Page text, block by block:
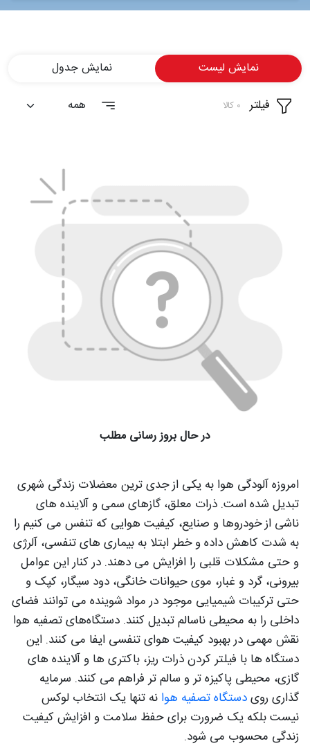
تماس
با ما
درباره
نمایش لیست
نمایش جدول
فیلتر
0 کالا
در حال بروز رسانی مطلب
امروزه آلودگی هوا به یکی از جدی ترین معضلات زندگی شهری
تبدیل شده است. ذرات معلق، گازهای سمی و آلاینده های
ناشی از خودروها و صنایع، کیفیت هوایی که تنفس می کنیم را
به شدت کاهش داده و خطر ابتلا به بیماری های تنفسی، آلرژی
و حتی مشکلات قلبی را افزایش می دهند. در کنار این عوامل
بیرونی، گرد و غبار، موی حیوانات خانگی، دود سیگار، کپک و
حتی ترکیبات شیمیایی موجود در مواد شوینده می توانند فضای
داخلی را به محیطی ناسالم تبدیل کنند. دستگاه‌های تصفیه هوا
نقش مهمی در بهبود کیفیت هوای تنفسی ایفا می کنند. این
دستگاه ها با فیلتر کردن ذرات ریز، باکتری ها و آلاینده های
گازی، محیطی پاکیزه تر و سالم تر فراهم می کنند. سرمایه
گذاری رویدستگاه تصفیه هوا نه تنها یک انتخاب لوکس
نیست بلکه یک ضرورت برای حفظ سلامت و افزایش کیفیت
زندگی محسوب می شود.